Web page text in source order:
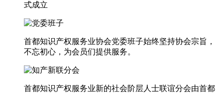
式成立
首都知识产权服务业协会党委班子始终坚持协会宗旨，
不忘初心，为会员们提供服务。
首都知识产权服务业新的社会阶层人士联谊分会由首都